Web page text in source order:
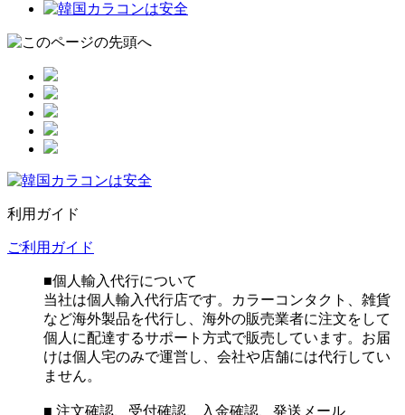
利用ガイド
ご利用ガイド
■個人輸入代行について
当社は個人輸入代行店です。カラーコンタクト、雑貨
など海外製品を代行し、海外の販売業者に注文をして
個人に配達するサポート方式で販売しています。お届
けは個人宅のみで運営し、会社や店舗には代行してい
ません。
■ 注文確認、受付確認、入金確認、発送メール